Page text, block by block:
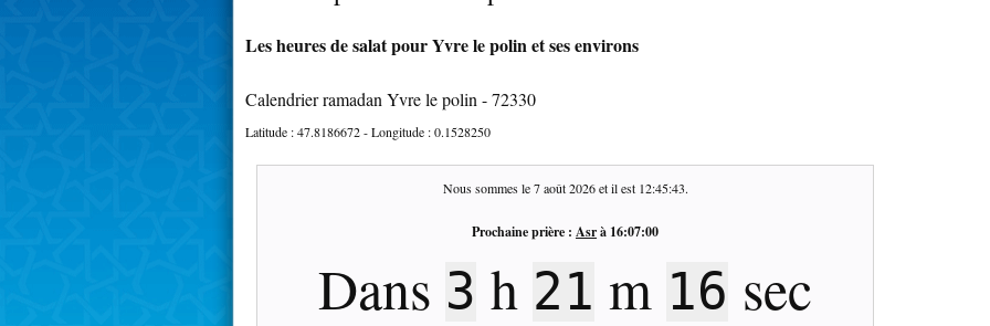
Les heures de salat pour Yvre le polin et ses environs
Calendrier ramadan Yvre le polin - 72330
Latitude :47.8186672- Longitude :0.1528250
Nous sommes le7 août 2026et il est 12:45:44.
Prochaine prière : Asrà 16:07:00
Dans 3 h 21 m 15 sec